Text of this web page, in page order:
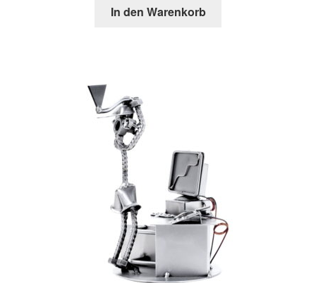
In den Warenkorb